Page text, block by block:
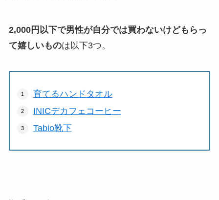
2,000円以下で男性が自分では買わないけどもらっ
て嬉しいものは以下3つ。
育てるハンドタオル
INICデカフェコーヒー
Tabio靴下